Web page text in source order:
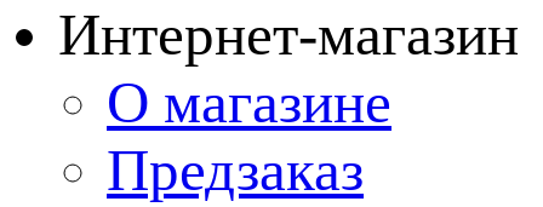
Интернет-магазин
О магазине
Предзаказ